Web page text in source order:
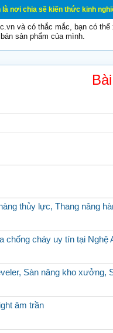
kiến thức kinh nghiệm
và có thắc mắc, bạn có
sản phẩm của mình.
thủy lực, Thang nâng
chống cháy uy tín tại Nghệ
Sàn nâng kho xưởng,
âm trần